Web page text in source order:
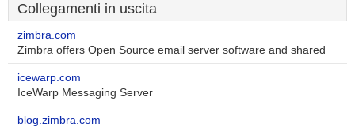
Collegamenti in uscita
zimbra.com
Zimbra offers Open Source email server software and shared
icewarp.com
IceWarp Messaging Server
blog.zimbra.com